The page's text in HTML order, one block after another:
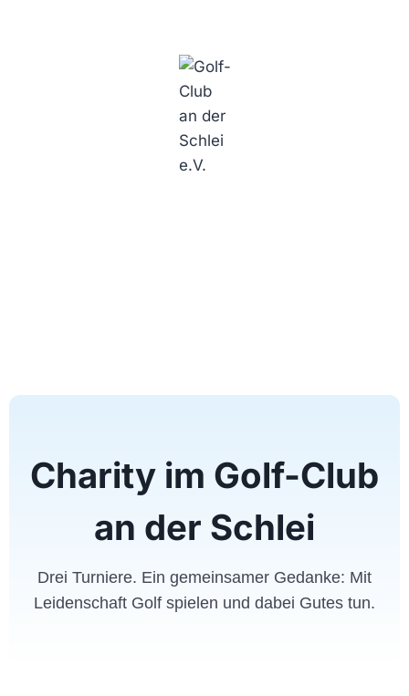
Charity im Golf-Club
an der Schlei
Drei Turniere. Ein gemeinsamer Gedanke: Mit
Leidenschaft Golf spielen und dabei Gutes tun.